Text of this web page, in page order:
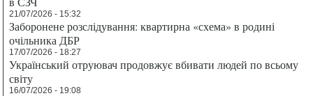
21/07/2026 - 15:32
Заборонене розслідування: квартирна «схема» в родині
очільника ДБР
17/07/2026 - 18:27
Український отруювач продовжує вбивати людей по всьому
світу
16/07/2026 - 19:08